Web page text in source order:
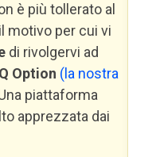
è più tollerato al
motivo per cui vi
di rivolgervi ad
Option (la nostra
piattaforma
apprezzata dai